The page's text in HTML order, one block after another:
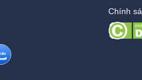
Chính